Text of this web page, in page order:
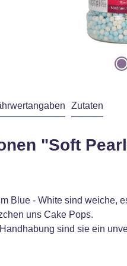
Zutaten
"Soft
Blue - White sind weiche,
uns Cake Pops.
sind sie ein